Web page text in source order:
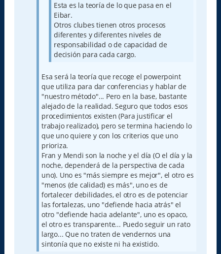
Esta es la teoría de lo que pasa en el
Eibar.
Otros clubes tienen otros procesos
diferentes y diferentes niveles de
responsabilidad o de capacidad de
decisión para cada cargo.
Esa será la teoría que recoge el powerpoint
que utiliza para dar conferencias y hablar de
"nuestro método"... Pero en la base, bastante
alejado de la realidad. Seguro que todos esos
procedimientos existen (Para justificar el
trabajo realizado), pero se termina haciendo lo
que uno quiere y con los criterios que uno
prioriza.
Fran y Mendi son la noche y el día (O el día y la
noche, dependerá de la perspectiva de cada
uno). Uno es "más siempre es mejor", el otro es
"menos (de calidad) es más", uno es de
fortalecer debilidades, el otro es de potenciar
las fortalezas, uno "defiende hacia atrás" el
otro "defiende hacia adelante", uno es opaco,
el otro es transparente... Puedo seguir un rato
largo... Que no traten de vendernos una
sintonía que no existe ni ha existido.